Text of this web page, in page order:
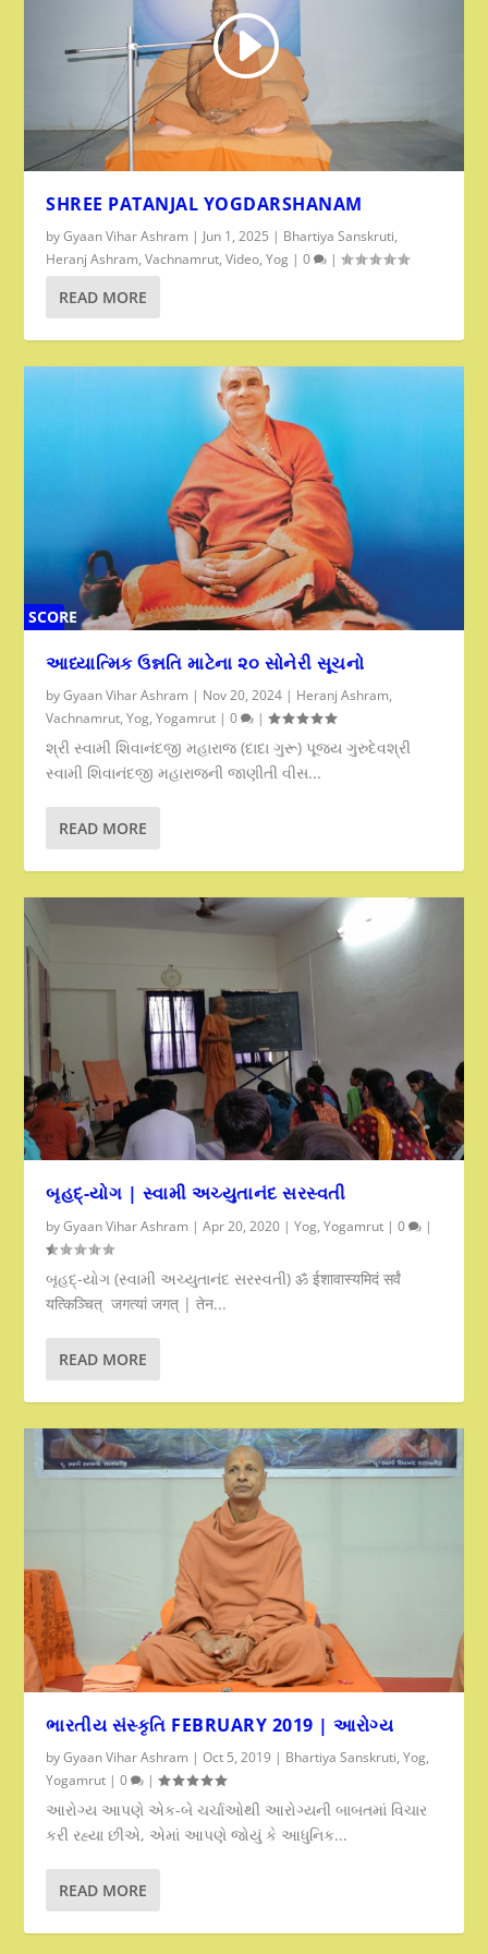
SHREE PATANJAL YOGDARSHANAM
byGyaan Vihar Ashram | Jun 1, 2025 | Bhartiya Sanskruti,
Heranj Ashram,Vachnamrut,Video,Yog |0 |
READ MORE
SCORE
આધ્યાત્મિક ઉન્નતિ માટેના ૨૦ સોનેરી સૂચનો
byGyaan Vihar Ashram | Nov 20, 2024 | Heranj Ashram,
Vachnamrut,Yog,Yogamrut |0 |
શ્રી સ્વામી શિવાનંદજી મહારાજ (દાદા ગુરૂ) પૂજ્ય ગુરુદેવશ્રી
સ્વામી શિવાનંદજી મહારાજની જાણીતી વીસ...
READ MORE
બૃહદ્-યોગ | સ્વામી અચ્યુતાનંદ સરસ્વતી
byGyaan Vihar Ashram |Apr 20, 2020 |Yog,Yogamrut |0 |
બૃહદ્-યોગ (સ્વામી અચ્યુતાનંદ સરસ્વતી) ॐ ईशावास्यमिदं सर्वं
यत्किञ्चित् जगत्यां जगत् | तेन...
READ MORE
ભારતીય સંસ્કૃતિ FEBRUARY 2019 | આરોગ્ય
byGyaan Vihar Ashram |Oct 5, 2019 | Bhartiya Sanskruti,Yog,
Yogamrut |0 |
આરોગ્ય આપણે એક-બે ચર્ચાઓથી આરોગ્યની બાબતમાં વિચાર
કરી રહ્યા છીએ, એમાં આપણે જોયું કે આધુનિક...
READ MORE